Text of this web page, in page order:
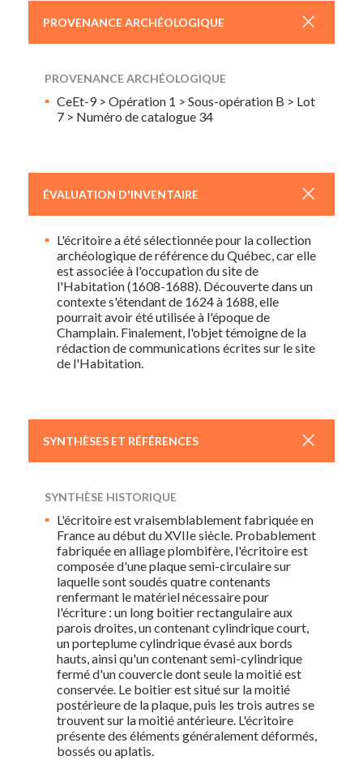
PROVENANCE ARCHÉOLOGIQUE +
PROVENANCE ARCHÉOLOGIQUE
CeEt-9 > Opération 1 > Sous-opération B > Lot
7 > Numéro de catalogue 34
ÉVALUATION D'INVENTAIRE +
L'écritoire a été sélectionnée pour la collection
archéologique de référence du Québec, car elle
est associée à l'occupation du site de
l'Habitation (1608-1688). Découverte dans un
contexte s'étendant de 1624 à 1688, elle
pourrait avoir été utilisée à l'époque de
Champlain. Finalement, l'objet témoigne de la
rédaction de communications écrites sur le site
de l'Habitation.
SYNTHÈSES ET RÉFÉRENCES +
SYNTHÈSE HISTORIQUE
L'écritoire est vraisemblablement fabriquée en
France au début du XVIIe siècle. Probablement
fabriquée en alliage plombifère, l'écritoire est
composée d'une plaque semi-circulaire sur
laquelle sont soudés quatre contenants
renfermant le matériel nécessaire pour
l'écriture : un long boitier rectangulaire aux
parois droites, un contenant cylindrique court,
un porteplume cylindrique évasé aux bords
hauts, ainsi qu'un contenant semi-cylindrique
fermé d'un couvercle dont seule la moitié est
conservée. Le boitier est situé sur la moitié
postérieure de la plaque, puis les trois autres se
trouvent sur la moitié antérieure. L'écritoire
présente des éléments généralement déformés,
bossés ou aplatis.